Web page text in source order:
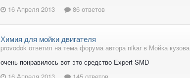
16 Апреля 2013
86 ответов
Химия для мойки двигателя
provodok ответил на тема форума автора nikar в Мойка кузова
очень понравилось вот это средство Expert SMD